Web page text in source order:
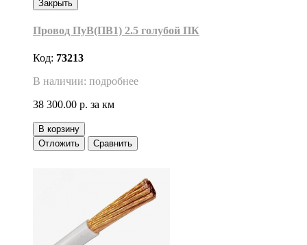
Закрыть
Провод ПуВ(ПВ1) 2.5 голубой ПК
Код: 73213
В наличии: подробнее
38 300.00 р. за км
В корзину
Отложить
Сравнить